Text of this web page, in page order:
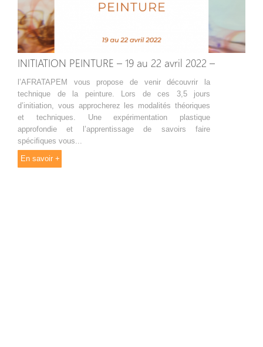
INITIATION PEINTURE – 19 au 22 avril 2022 –
l’AFRATAPEM vous propose de venir découvrir la
technique de la peinture. Lors de ces 3,5 jours
d’initiation, vous approcherez les modalités théoriques
et techniques. Une expérimentation plastique
approfondie et l’apprentissage de savoirs faire
spéciﬁques vous...
En savoir +